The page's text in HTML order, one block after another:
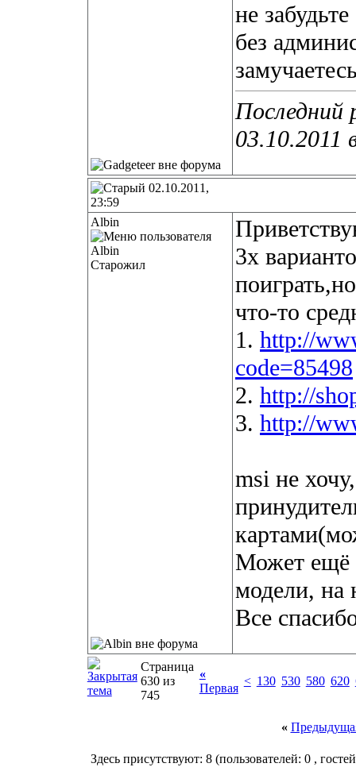
не
без
Последний
03.10.2011
02.10.2011,
23:59
Albin
Старожил
3х
что-то
1. http://
code=85498
2. http://
3. http://
msi не
Может ещё
модели, на
Все
Страница
630 из
745
«
Первая
< 130 530 580 620
«
Здесь присутствуют: 8 (пользователей: 0 ,